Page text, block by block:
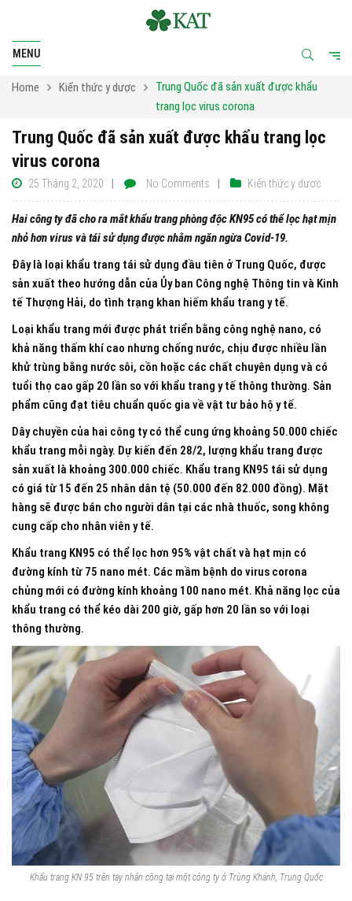
MENU
Home Kiến thức y dược
Trung Quốc đã sản xuất được khẩu
trang lọc virus corona
Trung Quốc đã sản xuất được khẩu trang lọc
virus corona
25 Tháng 2, 2020 Kiến thức y dược
No Comments
Hai công ty đã cho ra mắt khẩu trang phòng độc KN95 có thể lọc hạt mịn
nhỏ hơn virus và tái sử dụng được nhằm ngăn ngừa Covid-19.
Đây là loại khẩu trang tái sử dụng đầu tiên ở Trung Quốc, được
sản xuất theo hướng dẫn của Ủy ban Công nghệ Thông tin và Kinh
tế Thượng Hải, do tình trạng khan hiếm khẩu trang y tế.
Loại khẩu trang mới được phát triển bằng công nghệ nano, có
khả năng thấm khí cao nhưng chống nước, chịu được nhiều lần
khử trùng bằng nước sôi, cồn hoặc các chất chuyên dụng và có
tuổi thọ cao gấp 20 lần so với khẩu trang y tế thông thường. Sản
phẩm cũng đạt tiêu chuẩn quốc gia về vật tư bảo hộ y tế.
Dây chuyền của hai công ty có thể cung ứng khoảng 50.000 chiếc
khẩu trang mỗi ngày. Dự kiến đến 28/2, lượng khẩu trang được
sản xuất là khoảng 300.000 chiếc. Khẩu trang KN95 tái sử dụng
có giá từ 15 đến 25 nhân dân tệ (50.000 đến 82.000 đồng). Mặt
hàng sẽ được bán cho người dân tại các nhà thuốc, song không
cung cấp cho nhân viên y tế.
Khẩu trang KN95 có thể lọc hơn 95% vật chất và hạt mịn có
đường kính từ 75 nano mét. Các mầm bệnh do virus corona
chủng mới có đường kính khoảng 100 nano mét. Khả năng lọc của
khẩu trang có thể kéo dài 200 giờ, gấp hơn 20 lần so với loại
thông thường.
Khẩu trang KN 95 trên tay nhân công tại một công ty ở Trùng Khánh, Trung Quốc